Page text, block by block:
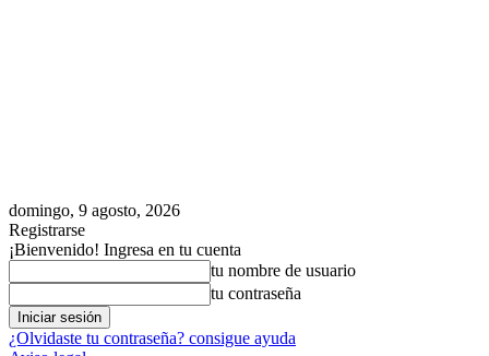
domingo, 9 agosto, 2026
Registrarse
¡Bienvenido! Ingresa en tu cuenta
tu nombre de usuario
tu contraseña
¿Olvidaste tu contraseña? consigue ayuda